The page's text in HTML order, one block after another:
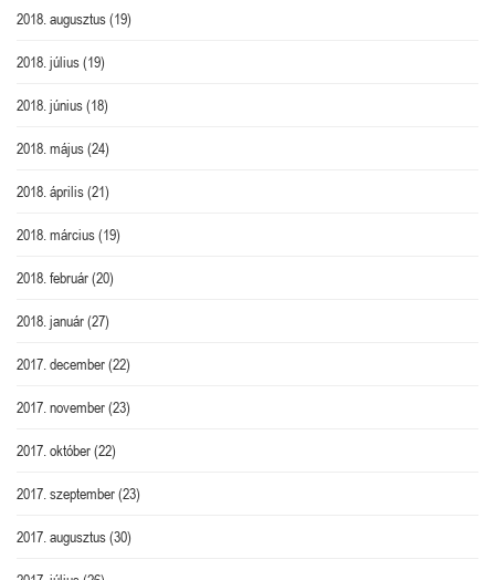
2018. augusztus(19)
2018. július(19)
2018. június(18)
2018. május(24)
2018. április(21)
2018. március(19)
2018. február(20)
2018. január(27)
2017. december(22)
2017. november(23)
2017. október(22)
2017. szeptember(23)
2017. augusztus(30)